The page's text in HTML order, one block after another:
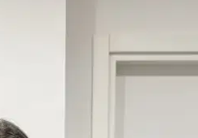
di una palla di pelo rossa